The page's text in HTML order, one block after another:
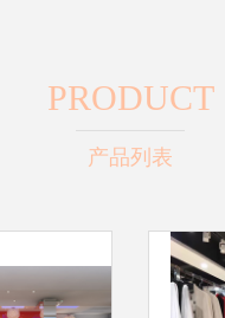
PRODUCT
产品列表